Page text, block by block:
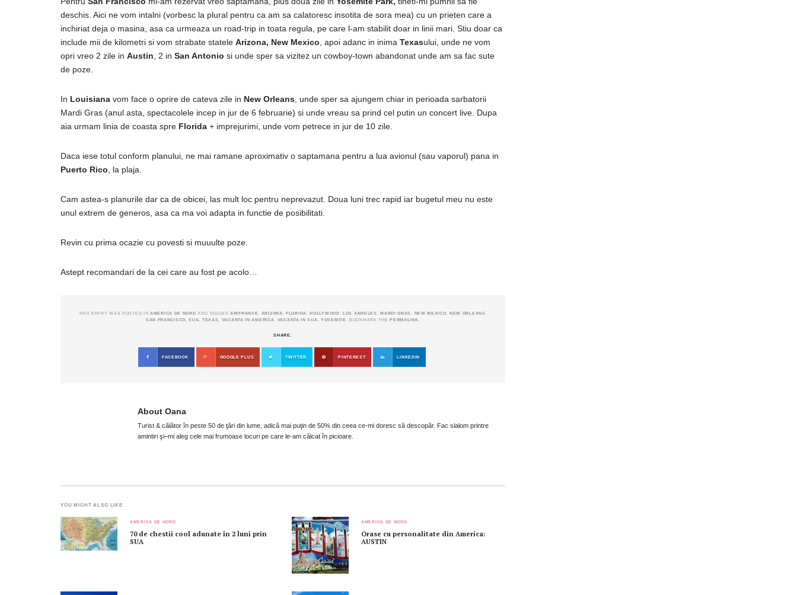
deschis. Aici ne vom intalni (vorbesc la plural pentru ca am sa calatoresc insotita de sora mea) cu un prieten care a
inchiriat deja o masina, asa ca urmeaza un road-trip in toata regula, pe care l-am stabilit doar in linii mari. Stiu doar ca
include mii de kilometri si vom strabate statele Arizona, New Mexico , apoi adanc in inima Texasului, unde ne vom
opri vreo 2 zile in Austin , 2 in San Antonio si unde sper sa vizitez un cowboy-town abandonat unde am sa fac sute
de poze.
In Louisiana vom face o oprire de cateva zile in New Orleans , unde sper sa ajungem chiar in perioada sarbatorii
Mardi Gras (anul asta, spectacolele incep in jur de 6 februarie) si unde vreau sa prind cel putin un concert live. Dupa
aia urmam linia de coasta spre Florida + imprejurimi, unde vom petrece in jur de 10 zile.
Daca iese totul conform planului, ne mai ramane aproximativ o saptamana pentru a lua avionul (sau vaporul) pana in
Puerto Rico , la plaja.
Cam astea-s planurile dar ca de obicei, las mult loc pentru neprevazut. Doua luni trec rapid iar bugetul meu nu este
unul extrem de generos, asa ca ma voi adapta in functie de posibilitati.
Revin cu prima ocazie cu povesti si muuulte poze.
Astept recomandari de la cei care au fost pe acolo…
THIS ENTRY WAS POSTED INAMERICA DE NORD AND TAGGED AIRFRANCE ARIZONA FLORIDA HOLLYWOOD LOS ANGELES MARDI GRAS NEW MEXICO NEW ORLEANS
SAN FRANCISCO
,SUA TEXAS VACANTA IN AMERICA VACANTA IN SUA ,YOSEMITE . BOOKMARK THE PERMALINK
SHARE.
FACEBOOK GOOGLE PLUS TWITTER PINTEREST LINKEDIN
About Oana
Turist & călător în peste 50 de ţări din lume, adică mai puţin de 50% din ceea ce-mi doresc să descopăr. Fac slalom printre
amintiri şi–mi aleg cele mai frumoase locuri pe care le-am călcat în picioare.
YOU MIGHT ALSO LIKE
AMERICA DE NORD
70 de chestii cool adunate în 2 luni prin
SUA
AMERICA DE NORD
Orase cu personalitate din America:
AUSTIN